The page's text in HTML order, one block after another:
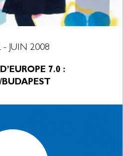
- JUIN 2008
7.0 :
BUDAPEST